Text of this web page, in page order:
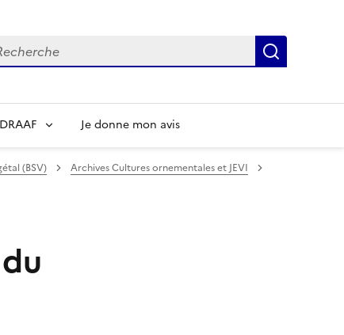
Je donne mon avis
(BSV)
Archives Cultures ornementales et JEVI